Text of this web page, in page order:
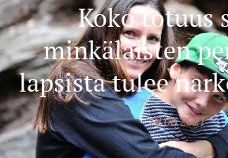
Koko totuus
minkälaisten
lapsista tulee
19.06.2021